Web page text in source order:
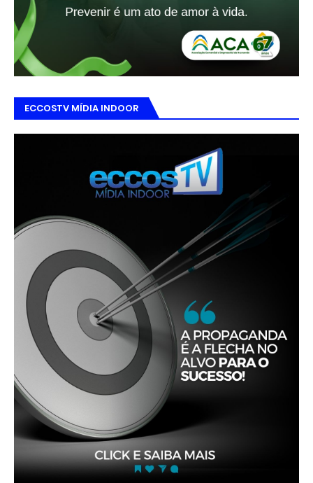
ECCOSTV MÍDIA INDOOR